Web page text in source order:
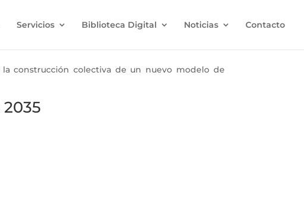
Servicios Biblioteca Digital Noticias Contacto
construcción colectiva de un nuevo modelo de